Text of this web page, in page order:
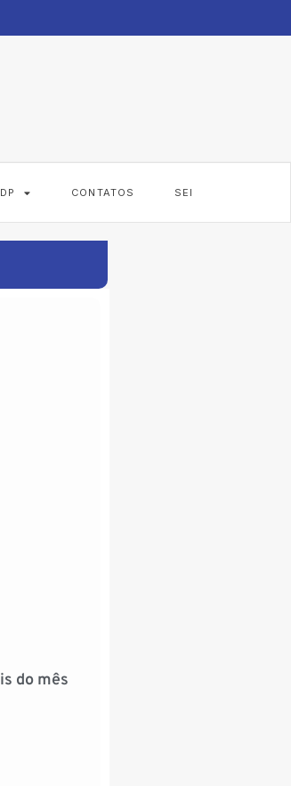
DP CONTATOS SEI
do mês